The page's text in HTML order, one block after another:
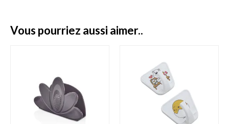
vous pourriez aussi aimer..